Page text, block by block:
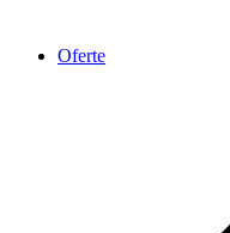
Oferte